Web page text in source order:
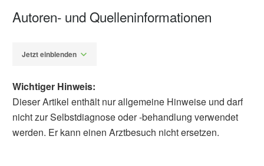
Autoren- und Quelleninformationen
Jetzt einblenden
Wichtiger Hinweis:
Dieser Artikel enthält nur allgemeine Hinweise und darf
nicht zur Selbstdiagnose oder -behandlung verwendet
werden. Er kann einen Arztbesuch nicht ersetzen.